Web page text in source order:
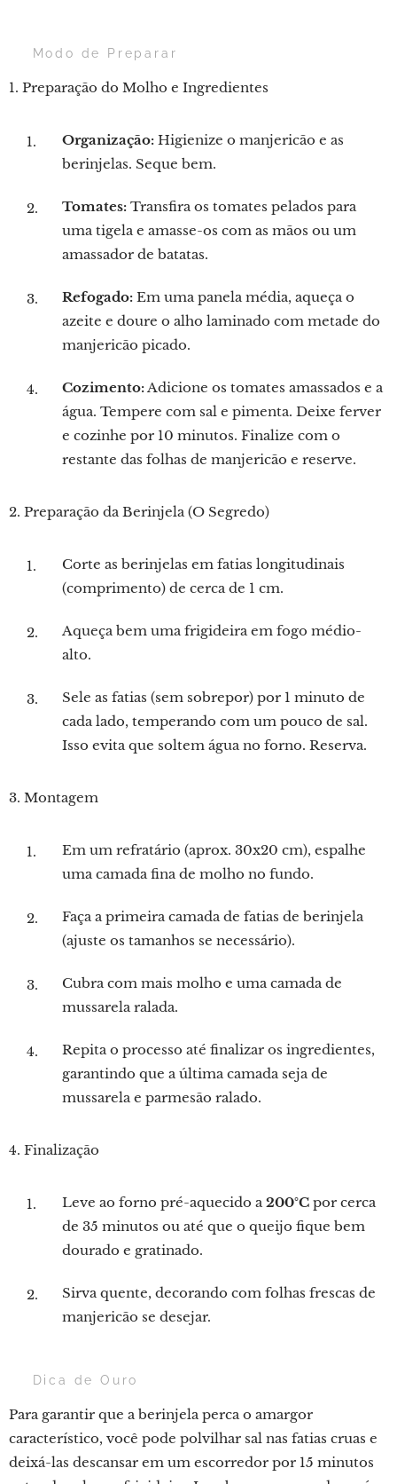
👨‍🍳 Modo de Preparar
1. Preparação do Molho e Ingredientes
Organização: Higienize o manjericão e as
berinjelas. Seque bem.
Tomates: Transfira os tomates pelados para
uma tigela e amasse-os com as mãos ou um
amassador de batatas.
Refogado: Em uma panela média, aqueça o
azeite e doure o alho laminado com metade do
manjericão picado.
Cozimento:Adicione os tomates amassados ​​e a
água. Tempere com sal e pimenta. Deixe ferver
e cozinhe por 10 minutos. Finalize com o
restante das folhas de manjericão e reserve.
2. Preparação da Berinjela (O Segredo)
Corte as berinjelas em fatias longitudinais
(comprimento) de cerca de 1 cm.
Aqueça bem uma frigideira em fogo médio-
alto.
Sele as fatias (sem sobrepor) por 1 minuto de
cada lado, temperando com um pouco de sal.
Isso evita que soltem água no forno. Reserva.
3. Montagem
Em um refratário (aprox. 30x20 cm), espalhe
uma camada fina de molho no fundo.
Faça a primeira camada de fatias de berinjela
(ajuste os tamanhos se necessário).
Cubra com mais molho e uma camada de
mussarela ralada.
Repita o processo até finalizar os ingredientes,
garantindo que a última camada seja de
mussarela e parmesão ralado.
4. Finalização
Leve ao forno pré-aquecido a200°C por cerca
de 35 minutos ou até que o queijo fique bem
dourado e gratinado.
Sirva quente, decorando com folhas frescas de
manjericão se desejar.
💡 Dica de Ouro
Para garantir que a berinjela perca o amargor
característico, você pode polvilhar sal nas fatias cruas e
deixá-las descansar em um escorredor por 15 minutos